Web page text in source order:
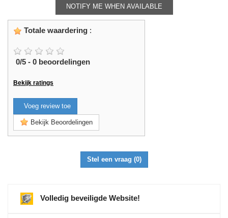
NOTIFY ME WHEN AVAILABLE
Totale waardering :
0/5 - 0 beoordelingen
Bekijk ratings
Voeg review toe
Bekijk Beoordelingen
Stel een vraag (0)
Volledig beveiligde Website!